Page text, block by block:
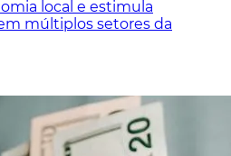
local e estimula
múltiplos setores da